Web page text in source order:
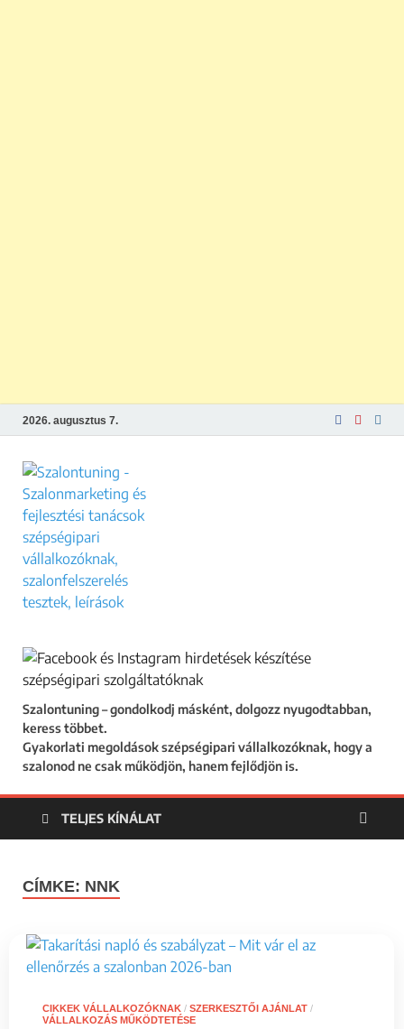
2026. augusztus 7.
Szalontuning – gondolkodj másként, dolgozz nyugodtabban,
keress többet.
Gyakorlati megoldások szépségipari vállalkozóknak, hogy a
szalonod ne csak működjön, hanem fejlődjön is.
TELJES KÍNÁLAT
CÍMKE: NNK
CIKKEK VÁLLALKOZÓKNAK / SZERKESZTŐI AJÁNLAT /
VÁLLALKOZÁS MŰKÖDTETÉSE